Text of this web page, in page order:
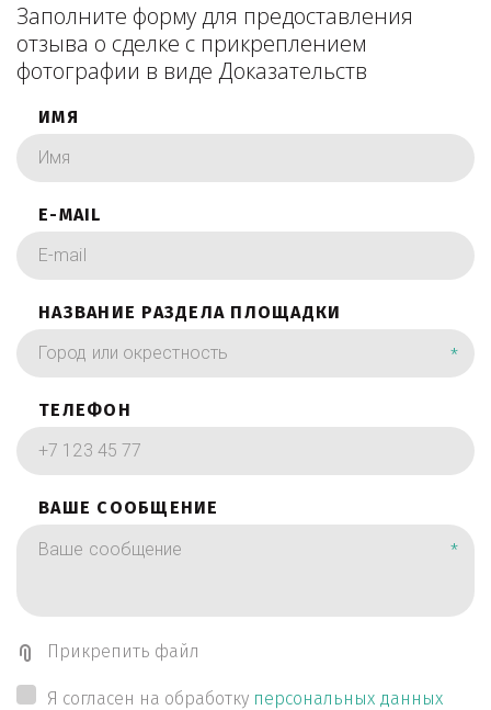
Заполните форму для предоставления
отзыва о сделке с прикреплением
фотографии в виде Доказательств
ИМЯ
E-MAIL
НАЗВАНИЕ РАЗДЕЛА ПЛОЩАДКИ
*
ТЕЛЕФОН
ВАШЕ СООБЩЕНИЕ
*
Прикрепить файл
Я согласен на обработку персональных данных